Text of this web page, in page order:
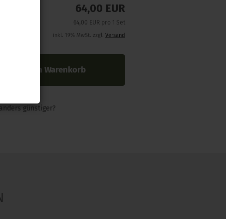
64,00 EUR
64,00 EUR pro 1 Set
inkl. 19% MwSt. zzgl. Versand
In den Warenkorb
günstiger?